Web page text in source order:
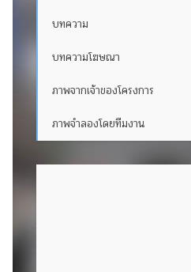
บทความ
บทความโฆษณา
ภาพจากเจ้าของโครงการ
ภาพจำลองโดยทีมงาน